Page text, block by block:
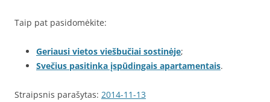
Taip pat pasidomėkite:
Geriausi vietos viešbučiai sostinėje;
Svečius pasitinka įspūdingais apartamentais.
Straipsnis parašytas: 2014-11-13